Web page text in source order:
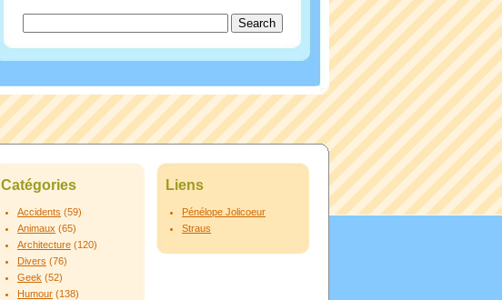
Catégories
Accidents (59)
Animaux (65)
Architecture (120)
Divers (76)
Geek (52)
Humour (138)
Liens
Pénélope Jolicoeur
Straus